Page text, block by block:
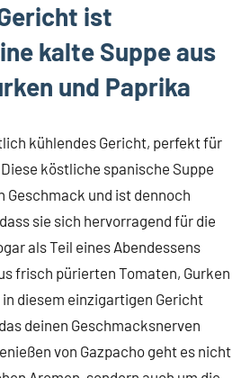
ist
kalte Suppe aus
und Paprika
kühlendes Gericht, perfekt für
köstliche spanische Suppe
Geschmack und ist dennoch
sie sich hervorragend für die
als Teil eines Abendessens
frisch pürierten Tomaten, Gurken
diesem einzigartigen Gericht
deinen Geschmacksnerven
von Gazpacho geht es nicht